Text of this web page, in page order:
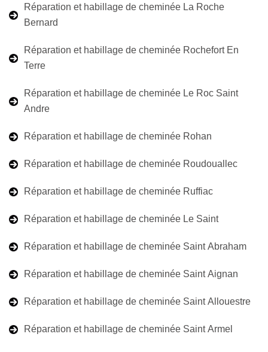
Réparation et habillage de cheminée La Roche
Bernard
Réparation et habillage de cheminée Rochefort En
Terre
Réparation et habillage de cheminée Le Roc Saint
Andre
Réparation et habillage de cheminée Rohan
Réparation et habillage de cheminée Roudouallec
Réparation et habillage de cheminée Ruffiac
Réparation et habillage de cheminée Le Saint
Réparation et habillage de cheminée Saint Abraham
Réparation et habillage de cheminée Saint Aignan
Réparation et habillage de cheminée Saint Allouestre
Réparation et habillage de cheminée Saint Armel